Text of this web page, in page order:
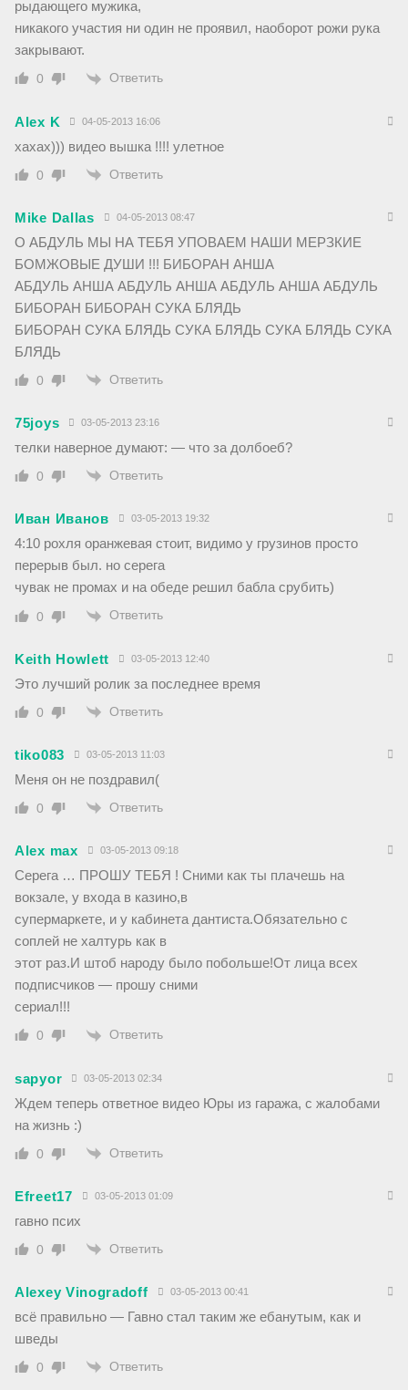
рыдающего мужика,
никакого участия ни один не проявил, наоборот рожи рука
закрывают.
0 Ответить
Alex K 04-05-2013 16:06
хахах))) видео вышка !!!! улетное
0 Ответить
Mike Dallas 04-05-2013 08:47
О АБДУЛЬ МЫ НА ТЕБЯ УПОВАЕМ НАШИ МЕРЗКИЕ
БОМЖОВЫЕ ДУШИ !!! БИБОРАН АНША
АБДУЛЬ АНША АБДУЛЬ АНША АБДУЛЬ АНША АБДУЛЬ
БИБОРАН БИБОРАН СУКА БЛЯДЬ
БИБОРАН СУКА БЛЯДЬ СУКА БЛЯДЬ СУКА БЛЯДЬ СУКА
БЛЯДЬ
0 Ответить
75joys 03-05-2013 23:16
телки наверное думают: — что за долбоеб?
0 Ответить
Иван Иванов 03-05-2013 19:32
4:10 рохля оранжевая стоит, видимо у грузинов просто
перерыв был. но серега
чувак не промах и на обеде решил бабла срубить)
0 Ответить
Keith Howlett 03-05-2013 12:40
Это лучший ролик за последнее время
0 Ответить
tiko083 03-05-2013 11:03
Меня он не поздравил(
0 Ответить
Alex max 03-05-2013 09:18
Серега … ПРОШУ ТЕБЯ ! Сними как ты плачешь на
вокзале, у входа в казино,в
супермаркете, и у кабинета дантиста.Обязательно с
соплей не халтурь как в
этот раз.И штоб народу было побольше!От лица всех
подписчиков — прошу сними
сериал!!!
0 Ответить
sapyor 03-05-2013 02:34
Ждем теперь ответное видео Юры из гаража, с жалобами
на жизнь :)
0 Ответить
Efreet17 03-05-2013 01:09
гавно псих
0 Ответить
Alexey Vinogradoff 03-05-2013 00:41
всё правильно — Гавно стал таким же ебанутым, как и
шведы
0 Ответить